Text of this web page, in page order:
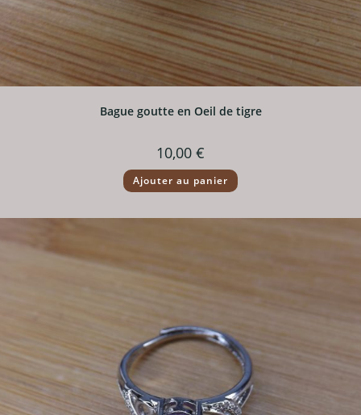
Bague goutte en Oeil de tigre
10,00 €
Ajouter au panier